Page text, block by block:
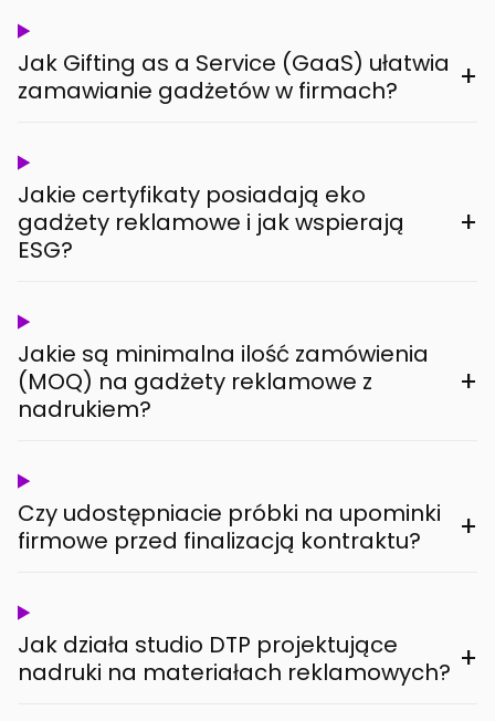
Jak Gifting as a Service (GaaS) ułatwia
zamawianie gadżetów w firmach?
+
Jakie certyfikaty posiadają eko
gadżety reklamowe i jak wspierają
ESG?
+
Jakie są minimalna ilość zamówienia
(MOQ) na gadżety reklamowe z
nadrukiem?
+
Czy udostępniacie próbki na upominki
firmowe przed finalizacją kontraktu?
+
Jak działa studio DTP projektujące
nadruki na materiałach reklamowych? +